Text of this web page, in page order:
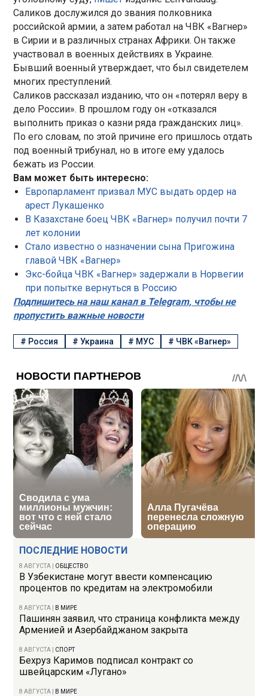
ПОСЛЕДНИЕ НОВОСТИ
8 АВГУСТА ОБЩЕСТВО
В Узбекистане могут ввести компенсацию
процентов по кредитам на электромобили
8 АВГУСТА В МИРЕ
Пашинян заявил, что страница конфликта между
Арменией и Азербайджаном закрыта
8 АВГУСТА СПОРТ
Бехруз Каримов подписал контракт со
швейцарским «Лугано»
8 АВГУСТА В МИРЕ
Саликов дослужился до звания полковника
российской армии, а затем работал на ЧВК «Вагнер»
в Сирии и в различных странах Африки. Он также
участвовал в военных действиях в Украине.
Бывший военный утверждает, что был свидетелем
многих преступлений.
Саликов рассказал изданию, что он «потерял веру в
дело России». В прошлом году он «отказался
выполнить приказ о казни ряда гражданских лиц».
По его словам, по этой причине его пришлось отдать
под военный трибунал, но в итоге ему удалось
бежать из России.
Вам может быть интересно:
Европарламент призвал МУС выдать ордер на
арест Лукашенко
В Казахстане боец ЧВК «Вагнер» получил почти 7
лет колонии
Стало известно о назначении сына Пригожина
главой ЧВК «Вагнер»
Экс-бойца ЧВК «Вагнер» задержали в Норвегии
при попытке вернуться в Россию
Подпишитесь на наш канал в Telegram, чтобы не
пропустить важные новости
# Россия #Украина # МУС # ЧВК «Вагнер»